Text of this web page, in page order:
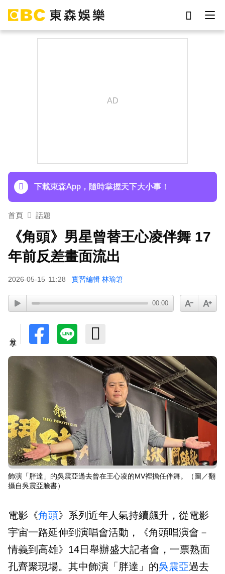
下載東森App，隨時掌握天下大小事！
首頁 話題
《角頭》男星曾替王心凌伴舞 17
年前反差畫面流出
2026-05-15 11:28 實習編輯 林瑜䇹
00:00
飾演「胖達」的吳震亞過去曾在王心凌的MV裡擔任伴舞。（圖／翻
攝自吳震亞臉書）
電影《角頭》系列近年人氣持續飆升，從電影
宇宙一路延伸到演唱會活動，《角頭唱演會－
情義到高雄》14日舉辦盛大記者會，一票熟面
孔齊聚現場。其中飾演「胖達」的吳震亞過去